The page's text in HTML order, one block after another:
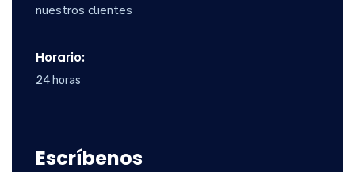
nuestros clientes
Horario:
24 horas
Escríbenos